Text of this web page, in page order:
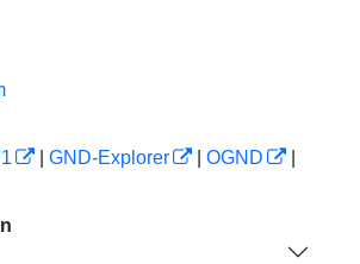
GND-Explorer OGND